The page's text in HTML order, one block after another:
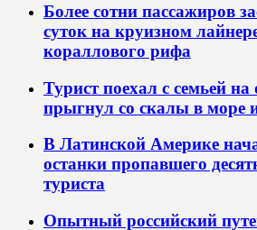
Более сотни пассажиров
суток на круизном
кораллового рифа
Турист поехал с семьей
прыгнул со скалы в море
В Латинской Америке
останки пропавшего
туриста
Опытный российский